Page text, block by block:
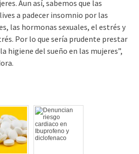
Aun así, sabemos que las
a padecer insomnio por las
las hormonas sexuales, el estrés y
Por lo que sería prudente prestar
higiene del sueño en las mujeres”,